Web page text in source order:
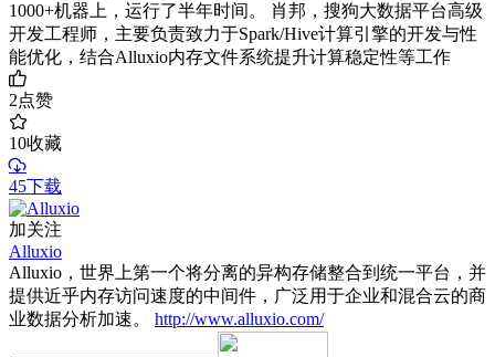
1000+机器上，运行了半年时间。 肖邦，搜狗大数据平台高级
开发工程师，主要负责致力于Spark/Hive计算引擎的开发与性
能优化，结合Alluxio内存文件系统提升计算稳定性等工作
2点赞
10收藏
45下载
加关注
Alluxio
Alluxio，世界上第一个将分离的异构存储整合到统一平台，并
提供近乎内存访问速度的中间件，广泛用于企业和混合云的商
业数据分析加速。
http://www.alluxio.com/